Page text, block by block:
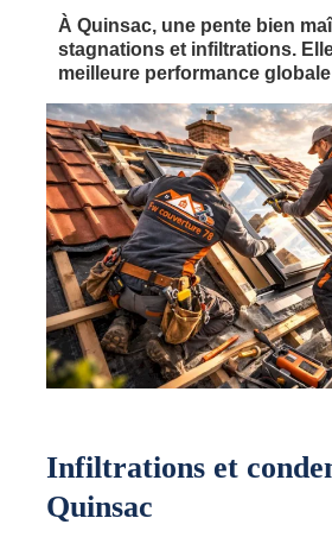
À Quinsac, une pente bien
stagnations et infiltrations.
meilleure performance
Infiltrations et
Quinsac